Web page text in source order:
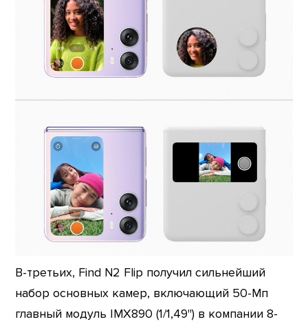
В-третьих, Find N2 Flip получил сильнейший
набор основных камер, включающий 50-Мп
главный модуль IMX890 (1/1,49") в компании 8-